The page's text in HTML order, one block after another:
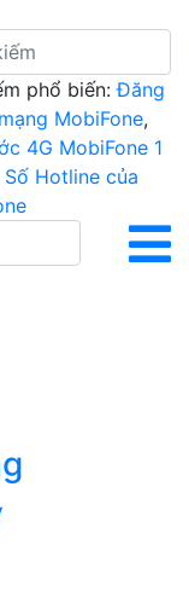
phổ biến: Đăng
MobiFone,
4G MobiFone 1
Số Hotline của